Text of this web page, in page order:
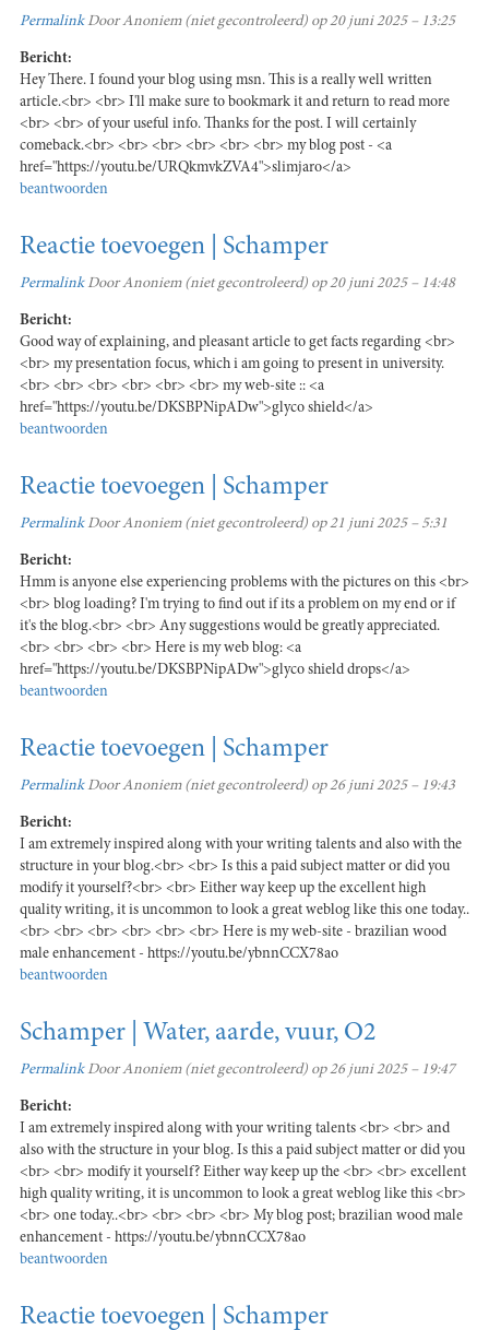
PermalinkDoorAnoniem (niet gecontroleerd) op 20 juni 2025 – 13:25
Bericht:
Hey There. I found your blog using msn. This is a really well written
article.<br> <br> I'll make sure to bookmark it and return to read more
<br> <br> of your useful info. Thanks for the post. I will certainly
comeback.<br> <br> <br> <br> <br> <br> my blog post - <a
href="https://youtu.be/URQkmvkZVA4">slimjaro</a>
beantwoorden
Reactie toevoegen | Schamper
PermalinkDoorAnoniem (niet gecontroleerd) op 20 juni 2025 – 14:48
Bericht:
Good way of explaining, and pleasant article to get facts regarding <br>
<br> my presentation focus, which i am going to present in university.
<br> <br> <br> <br> <br> <br> my web-site :: <a
href="https://youtu.be/DKSBPNipADw">glyco shield</a>
beantwoorden
Reactie toevoegen | Schamper
PermalinkDoorAnoniem (niet gecontroleerd) op 21 juni 2025 – 5:31
Bericht:
Hmm is anyone else experiencing problems with the pictures on this <br>
<br> blog loading? I'm trying to find out if its a problem on my end or if
it's the blog.<br> <br> Any suggestions would be greatly appreciated.
<br> <br> <br> <br> Here is my web blog: <a
href="https://youtu.be/DKSBPNipADw">glyco shield drops</a>
beantwoorden
Reactie toevoegen | Schamper
PermalinkDoorAnoniem (niet gecontroleerd) op 26 juni 2025 – 19:43
Bericht:
I am extremely inspired along with your writing talents and also with the
structure in your blog.<br> <br> Is this a paid subject matter or did you
modify it yourself?<br> <br> Either way keep up the excellent high
quality writing, it is uncommon to look a great weblog like this one today..
<br> <br> <br> <br> <br> <br> Here is my web-site - brazilian wood
male enhancement - https://youtu.be/ybnnCCX78ao
beantwoorden
Schamper | Water, aarde, vuur, O2
PermalinkDoorAnoniem (niet gecontroleerd) op 26 juni 2025 – 19:47
Bericht:
I am extremely inspired along with your writing talents <br> <br> and
also with the structure in your blog. Is this a paid subject matter or did you
<br> <br> modify it yourself? Either way keep up the <br> <br> excellent
high quality writing, it is uncommon to look a great weblog like this <br>
<br> one today..<br> <br> <br> <br> My blog post; brazilian wood male
enhancement - https://youtu.be/ybnnCCX78ao
beantwoorden
Reactie toevoegen | Schamper